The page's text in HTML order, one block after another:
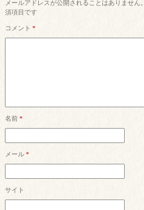
メールアドレスが公開されることはありません。
須項目です
コメント *
名前 *
メール *
サイト